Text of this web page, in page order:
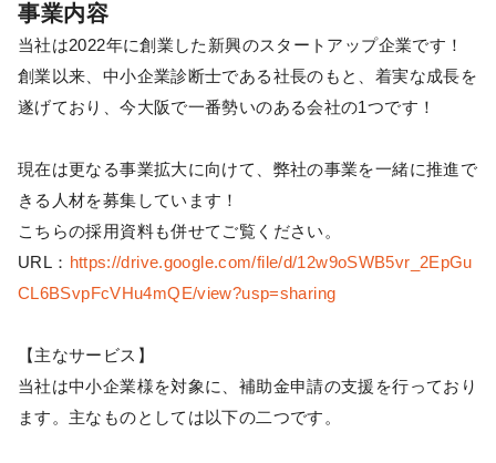
事業内容
当社は2022年に創業した新興のスタートアップ企業です！
創業以来、中小企業診断士である社長のもと、着実な成長を
遂げており、今大阪で一番勢いのある会社の1つです！
現在は更なる事業拡大に向けて、弊社の事業を一緒に推進で
きる人材を募集しています！
こちらの採用資料も併せてご覧ください。
URL： https://drive.google.com/file/d/12w9oSWB5vr_2EpGu
CL6BSvpFcVHu4mQE/view?usp=sharing
【主なサービス】
当社は中小企業様を対象に、補助金申請の支援を行っており
ます。主なものとしては以下の二つです。